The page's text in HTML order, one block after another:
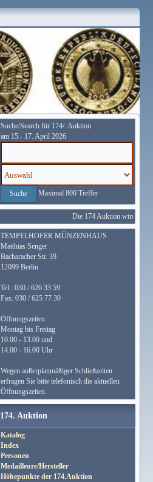
Suche/Search für 174/. Auktion
am 15.- 17. April 2026
Maximal 800 Treffer
Die 174 Auktion wird vom
TEMPELHOFER MÜNZENHAUS
Matthias Senger
Bacharacher Str. 39
12099 Berlin
Tel.: 030 / 626 33 59
Fax: 030 / 625 77 30
Öffnungszeiten
Montag bis Freitag
10.00 - 13.00 und
14.00 - 16.00 Uhr
Wegen außerplanmäßiger Schließzeiten
erfragen Sie bitte telefonisch die aktuellen
Öffnungszeiten.
174. Auktion
Katalog
Index
Personen
Medailleure/Hersteller
Höhepunkte der 174.Auktion